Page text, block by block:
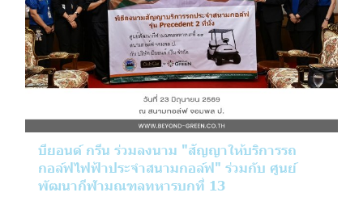
บียอนด์ กรีน ร่วมลงนาม "สัญญาให้บริการรถ
กอล์ฟไฟฟ้าประจำสนามกอล์ฟ" ร่วมกับ ศูนย์
พัฒนากีฬามณฑลทหารบกที่ 13